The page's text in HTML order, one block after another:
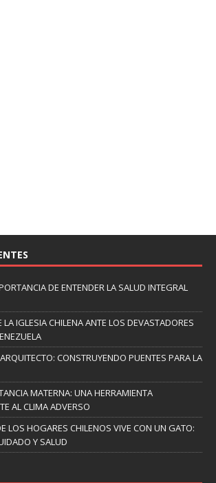
DE ENTENDER LA SALUD INTEGRAL
IGLESIA CHILENA ANTE LOS DEVASTADORES
CONSTRUYENDO PUENTES PARA LA
MATERNA: UNA HERRAMIENTA
AL CLIMA ADVERSO
LOS HOGARES CHILENOS VIVE CON UN GATO:
Y SALUD